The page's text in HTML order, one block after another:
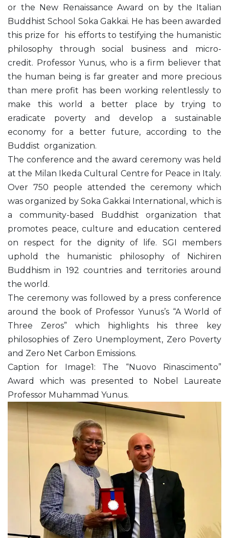
or the New Renaissance Award on by the Italian
Buddhist School Soka Gakkai. He has been awarded
this prize for his efforts to testifying the humanistic
philosophy through social business and micro-
credit. Professor Yunus, who is a firm believer that
the human being is far greater and more precious
than mere profit has been working relentlessly to
make this world a better place by trying to
eradicate poverty and develop a sustainable
economy for a better future, according to the
Buddist organization.
The conference and the award ceremony was held
at the Milan Ikeda Cultural Centre for Peace in Italy.
Over 750 people attended the ceremony which
was organized by Soka Gakkai International, which is
a community-based Buddhist organization that
promotes peace, culture and education centered
on respect for the dignity of life. SGI members
uphold the humanistic philosophy of Nichiren
Buddhism in 192 countries and territories around
the world.
The ceremony was followed by a press conference
around the book of Professor Yunus’s “A World of
Three Zeros” which highlights his three key
philosophies of Zero Unemployment, Zero Poverty
and Zero Net Carbon Emissions.
Caption for Image1: The “Nuovo Rinascimento”
Award which was presented to Nobel Laureate
Professor Muhammad Yunus.